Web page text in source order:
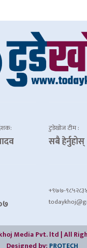
टुडेखोज टीम :
सबै हेर्नुहोस्
+९७७-
Media Pvt. ltd | All